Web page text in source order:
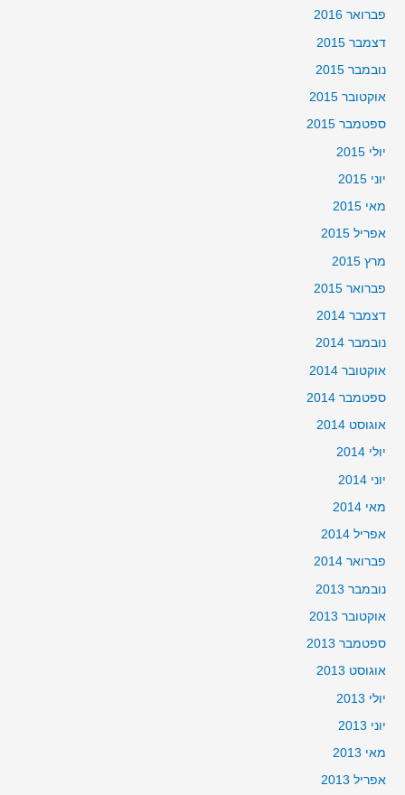
פברואר 2016
דצמבר 2015
נובמבר 2015
אוקטובר 2015
ספטמבר 2015
יולי 2015
יוני 2015
מאי 2015
אפריל 2015
מרץ 2015
פברואר 2015
דצמבר 2014
נובמבר 2014
אוקטובר 2014
ספטמבר 2014
אוגוסט 2014
יולי 2014
יוני 2014
מאי 2014
אפריל 2014
פברואר 2014
נובמבר 2013
אוקטובר 2013
ספטמבר 2013
אוגוסט 2013
יולי 2013
יוני 2013
מאי 2013
אפריל 2013